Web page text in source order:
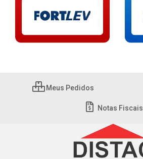
Meus Pedidos
Notas Fiscais